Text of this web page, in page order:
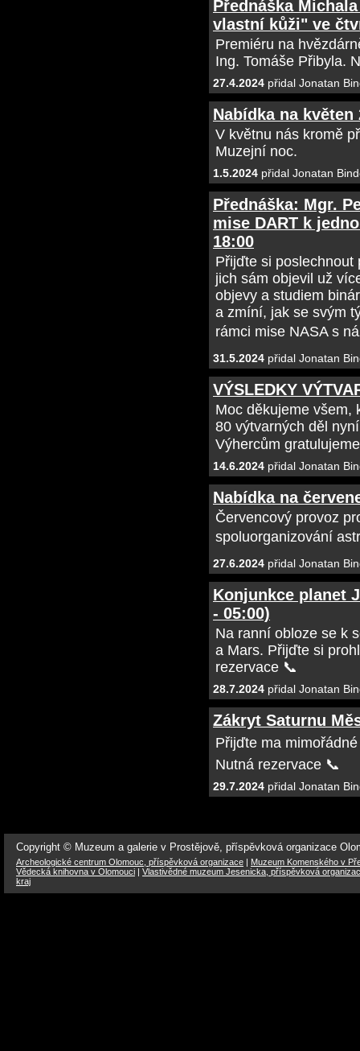
Přednáška
vlastní kůži" ve
Premiéru na
Ing. Tomáše Přibyla.
27.4.2024 přidal Jonatan
Nabídka na květen
V květnu nás kromě
Muzejní noc.
1.5.2024 přidal Jonatan
Přednáška: Mgr.
mise DART k
18:00
Přijďte si poslechnout
jich sám objevil už
objevy a studiem
a zmíní, jak se svým
rámci mise NASA s
31.5.2024 přidal Jonatan
VÝSLEDKY
Moc děkujeme všem,
80 výtvarných děl
Výhercům
14.6.2024 přidal Jonatan
Nabídka na
Červencový provoz
spoluorganizování
27.6.2024 přidal Jonatan
Konjunkce planet
- 05:00)
Na ranní obloze se k
a Mars. Přijďte si
rezervace 📞
28.7.2024 přidal Jonatan
Zákryt Saturnu
Přijďte ma
Nutná rezervace 📞
29.7.2024 přidal Jonatan
Copyright © Muzeum a galerie v Prostějově, příspěvková organizace
Archeologické centrum Olomouc, příspěvková organizace | Muzeum Komenského v
Vědecká knihovna v Olomouci | Vlastivědné muzeum Jesenicka, příspěvková
kraj